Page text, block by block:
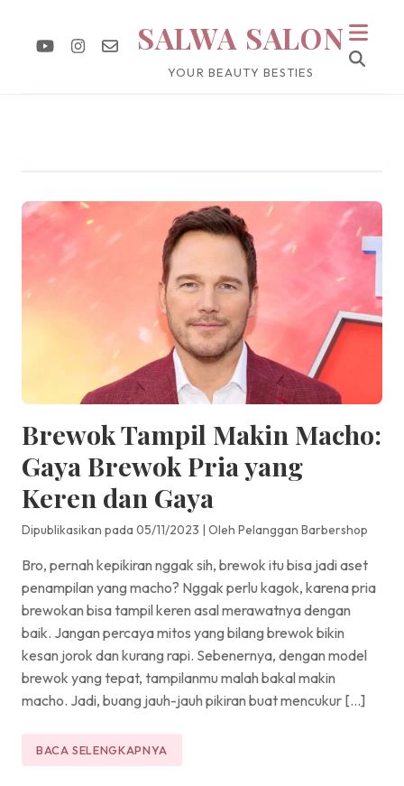
SALWA SALON
YOUR BEAUTY BESTIES
Brewok Tampil Makin Macho:
Gaya Brewok Pria yang
Keren dan Gaya
Dipublikasikan pada 05/11/2023 | Oleh Pelanggan Barbershop
Bro, pernah kepikiran nggak sih, brewok itu bisa jadi aset
penampilan yang macho? Nggak perlu kagok, karena pria
brewokan bisa tampil keren asal merawatnya dengan
baik. Jangan percaya mitos yang bilang brewok bikin
kesan jorok dan kurang rapi. Sebenernya, dengan model
brewok yang tepat, tampilanmu malah bakal makin
macho. Jadi, buang jauh-jauh pikiran buat mencukur […]
BACA SELENGKAPNYA